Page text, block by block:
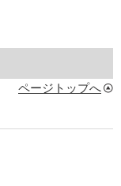
ページトップへ